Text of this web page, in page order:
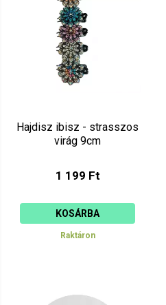
Hajdisz ibisz - strasszos
virág 9cm
1 199 Ft
KOSÁRBA
Raktáron